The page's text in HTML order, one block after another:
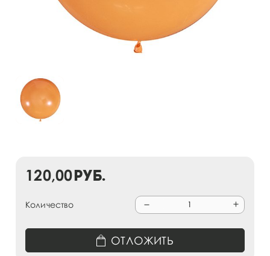
120,00руб.
Количество
ОТЛОЖИТЬ